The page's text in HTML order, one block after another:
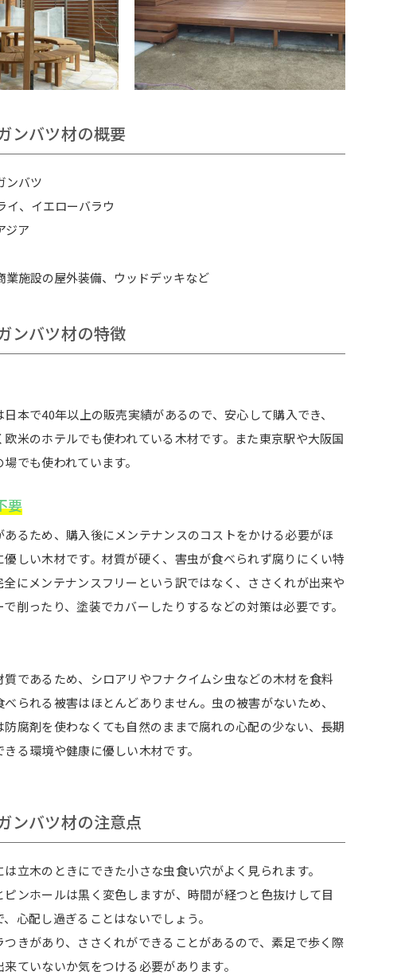
ンバツ材の概要
ンバツ
イ、イエローバラウ
ジア
業施設の屋外装備、ウッドデッキなど
ンバツ材の特徴
本で40年以上の販売実績があるので、安心して購入でき、
欧米のホテルでも使われている木材です。また東京駅や大阪国
でも使われています。
要
るため、購入後にメンテナンスのコストをかける必要がほ
優しい木材です。材質が硬く、害虫が食べられず腐りにくい特
にメンテナンスフリーという訳ではなく、ささくれが出来や
削ったり、塗装でカバーしたりするなどの対策は必要です。
であるため、シロアリやフナクイムシ虫などの木材を食料
べられる被害はほとんどありません。虫の被害がないため、
防腐剤を使わなくても自然のままで腐れの心配の少ない、長期
る環境や健康に優しい木材です。
ンバツ材の注意点
立木のときにできた小さな虫食い穴がよく見られます。
ピンホールは黒く変色しますが、時間が経つと色抜けして目
心配し過ぎることはないでしょう。
つきがあり、ささくれができることがあるので、素足で歩く際
ていないか気をつける必要があります。